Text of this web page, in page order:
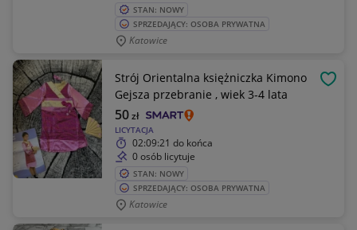
STAN: NOWY
SPRZEDAJĄCY: OSOBA PRYWATNA
Katowice
Strój Orientalna księżniczka Kimono
Gejsza przebranie , wiek 3-4 lata
LICYTACJA
50zł
02:09:21 do końca
0 osób licytuje
STAN: NOWY
SPRZEDAJĄCY: OSOBA PRYWATNA
Katowice